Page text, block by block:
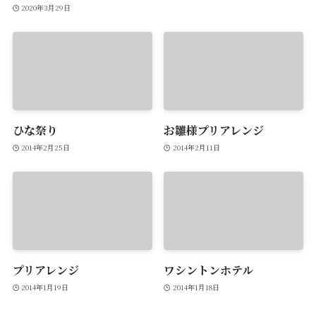
2020年3月29日
ひな祭り
2014年2月25日
お雛様プリアレンジ
2014年2月11日
プリアレンジ
2014年1月19日
ワシントンホテル
2014年1月18日